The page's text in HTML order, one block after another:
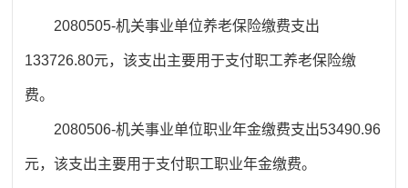
2080505-机关事业单位养老保险缴费支出
133726.80元，该支出主要用于支付职工养老保险缴
费。
2080506-机关事业单位职业年金缴费支出53490.96
元，该支出主要用于支付职工职业年金缴费。